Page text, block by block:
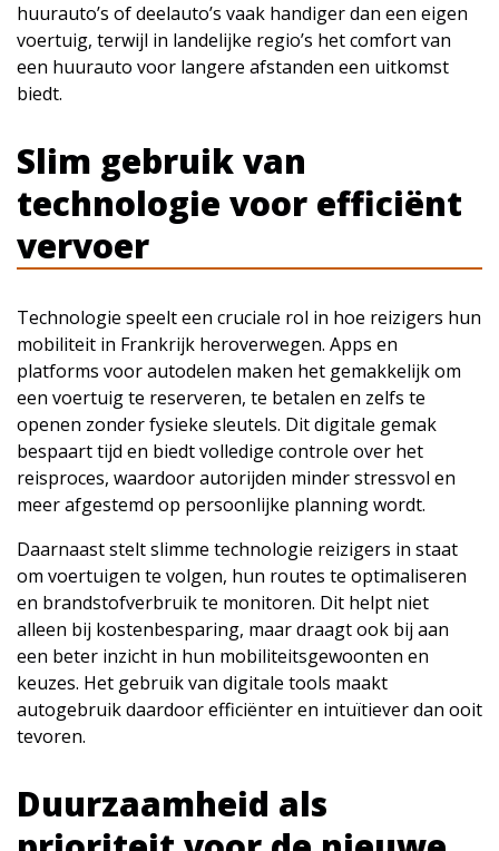
huurauto’s of deelauto’s vaak handiger dan een eigen
voertuig, terwijl in landelijke regio’s het comfort van
een huurauto voor langere afstanden een uitkomst
biedt.
Slim gebruik van
technologie voor efficiënt
vervoer
Technologie speelt een cruciale rol in hoe reizigers hun
mobiliteit in Frankrijk heroverwegen. Apps en
platforms voor autodelen maken het gemakkelijk om
een voertuig te reserveren, te betalen en zelfs te
openen zonder fysieke sleutels. Dit digitale gemak
bespaart tijd en biedt volledige controle over het
reisproces, waardoor autorijden minder stressvol en
meer afgestemd op persoonlijke planning wordt.
Daarnaast stelt slimme technologie reizigers in staat
om voertuigen te volgen, hun routes te optimaliseren
en brandstofverbruik te monitoren. Dit helpt niet
alleen bij kostenbesparing, maar draagt ook bij aan
een beter inzicht in hun mobiliteitsgewoonten en
keuzes. Het gebruik van digitale tools maakt
autogebruik daardoor efficiënter en intuïtiever dan ooit
tevoren.
Duurzaamheid als